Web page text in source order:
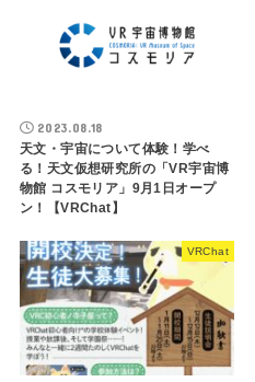
2023.08.18
天文・宇宙について体験！学べ
る！天文仮想研究所の「VR宇宙博
物館 コスモリア」9月1日オープ
ン！【VRChat】
VRChat